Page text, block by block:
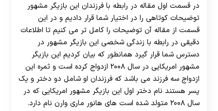
در قسمت اول مقاله در رابطه با فرزندان این بازیگر مشهور
توضیحات کوتاهی را در اختیار شما قرار دادیم و در این
قسمت از مقاله آن توضیحات را کامل تر می ‌کنیم تا اطلاعات
دقیقی در رابطه با زندگی شخصی این بازیگر مشهور در
دسترس شما قرار گیرد همانطور که بیان کردیم این بازیگر
مشهور امریکایی در سال ۲۰۰۸ ازدواج کرده است و ثمره این
ازدواج سه فرزند می ‌باشد که فرزندان او شامل دو دختر و یک
پسر هستند نام دختر اول این بازیگر مشهور امریکایی که در
سال ۲۰۰۸ متولد شده است های هانور ماری وارن نام دارد.